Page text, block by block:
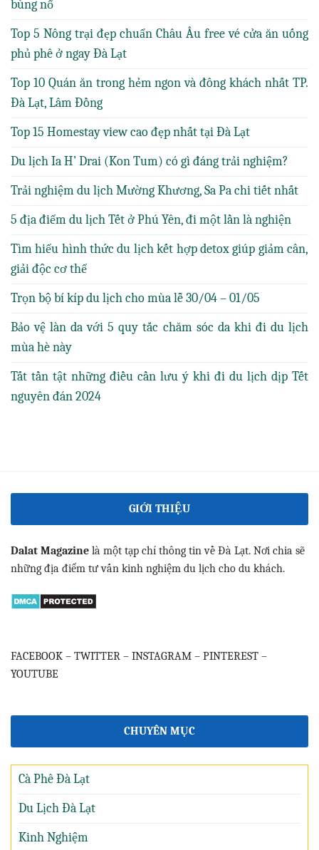
bùng nổ
Top 5 Nông trại đẹp chuẩn Châu Âu free vé cửa ăn uống
phủ phê ở ngay Đà Lạt
Top 10 Quán ăn trong hẻm ngon và đông khách nhất TP.
Đà Lạt, Lâm Đồng
Top 15 Homestay view cao đẹp nhất tại Đà Lạt
Du lịch Ia H’ Drai (Kon Tum) có gì đáng trải nghiệm?
Trải nghiệm du lịch Mường Khương, Sa Pa chi tiết nhất
5 địa điểm du lịch Tết ở Phú Yên, đi một lần là nghiện
Tìm hiểu hình thức du lịch kết hợp detox giúp giảm cân,
giải độc cơ thể
Trọn bộ bí kíp du lịch cho mùa lễ 30/04 – 01/05
Bảo vệ làn da với 5 quy tắc chăm sóc da khi đi du lịch
mùa hè này
Tất tần tật những điều cần lưu ý khi đi du lịch dịp Tết
nguyên đán 2024
GIỚI THIỆU
Dalat Magazine là một tạp chí thông tin về Đà Lạt. Nơi chia sẽ
những địa điểm tư vấn kinh nghiệm du lịch cho du khách.
FACEBOOK – TWITTER – INSTAGRAM – PINTEREST –
YOUTUBE
CHUYÊN MỤC
Cà Phê Đà Lạt
Du Lịch Đà Lạt
Kinh Nghiệm